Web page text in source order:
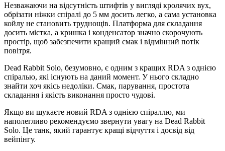
Незважаючи на відсутність штифтів у вигляді кролячих вух,
обрізати ніжки спіралі до 5 мм досить легко, а сама установка
койлу не становить труднощів. Платформа для складання
досить містка, а кришка і конденсатор значно скорочують
простір, щоб забезпечити кращий смак і відмінний потік
повітря.
Dead Rabbit Solo, безумовно, є одним з кращих RDA з однією
спіралью, які існують на даний момент. У нього складно
знайти хоч якісь недоліки. Смак, парування, простота
складання і якість виконання просто чудові.
Якщо ви шукаєте новий RDA з однією спіраллю, ми
наполегливо рекомендуємо звернути увагу на Dead Rabbit
Solo. Це танк, який гарантує кращі відчуття і досвід від
вейпінгу.